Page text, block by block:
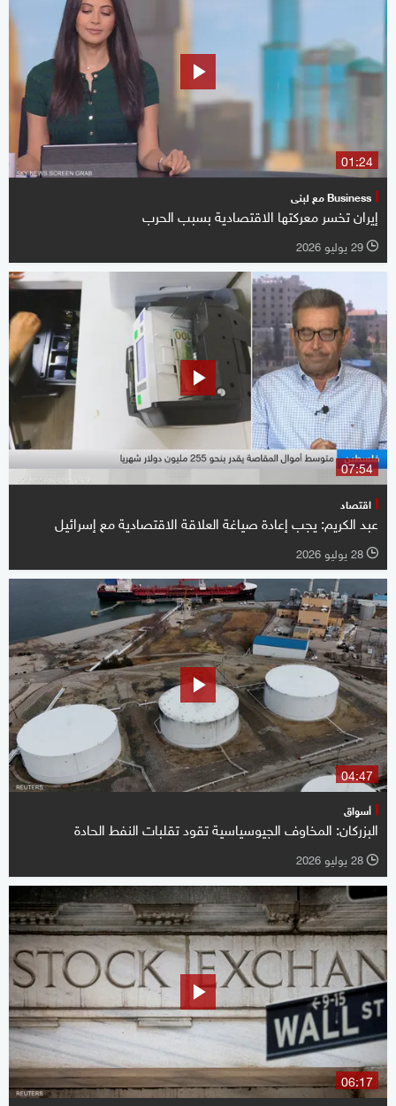
01:24
Business مع لبنى
إيران تخسر معركتها الاقتصادية بسبب الحرب
l 29 يوليو 2026
07:54
اقتصاد
عبد الكريم: يجب إعادة صياغة العلاقة الاقتصادية مع إسرائيل
l 28 يوليو 2026
04:47
أسواق
البزركان: المخاوف الجيوسياسية تقود تقلبات النفط الحادة
l 28 يوليو 2026
06:17